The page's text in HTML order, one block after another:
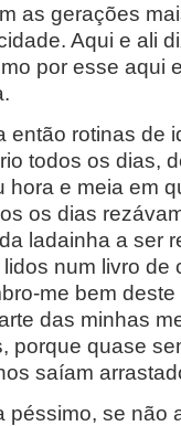
as gerações
Aqui e ali
por esse aqui
então rotinas de
todos os dias,
hora e meia em
os dias
ladainha a ser
num livro de
me bem
das minhas
porque quase
saíam
péssimo, se não